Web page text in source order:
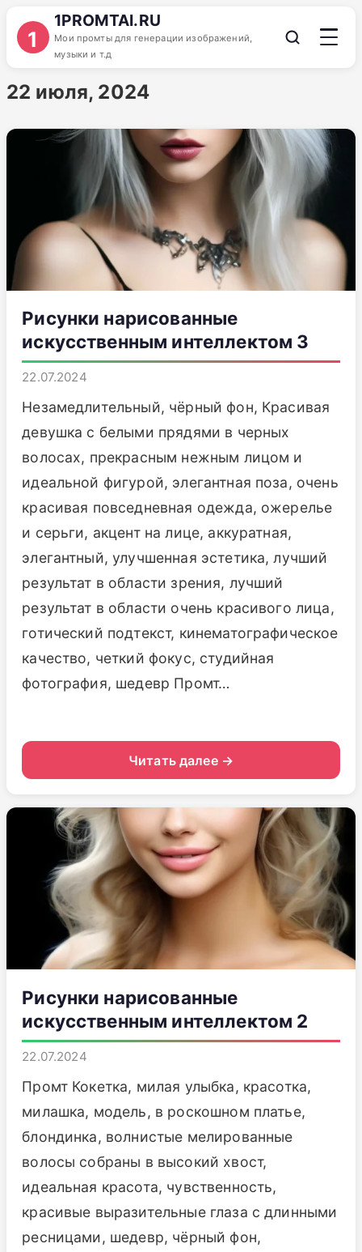
1
1PROMTAI.RU
Мои промты для генерации изображений,
музыки и т.д
22 июля, 2024
Рисунки нарисованные
искусственным интеллектом 3
22.07.2024
Незамедлительный, чёрный фон, Красивая
девушка с белыми прядями в черных
волосах, прекрасным нежным лицом и
идеальной фигурой, элегантная поза, очень
красивая повседневная одежда, ожерелье
и серьги, акцент на лице, аккуратная,
элегантный, улучшенная эстетика, лучший
результат в области зрения, лучший
результат в области очень красивого лица,
готический подтекст, кинематографическое
качество, четкий фокус, студийная
фотография, шедевр Промт…
Читать далее →
Рисунки нарисованные
искусственным интеллектом 2
22.07.2024
Промт Кокетка, милая улыбка, красотка,
милашка, модель, в роскошном платье,
блондинка, волнистые мелированные
волосы собраны в высокий хвост,
идеальная красота, чувственность,
красивые выразительные глаза с длинными
ресницами, шедевр, чёрный фон,